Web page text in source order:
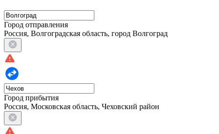
Город отправления
Россия, Волгоградская область, город Волгоград
Город прибытия
Россия, Московская область, Чеховский район